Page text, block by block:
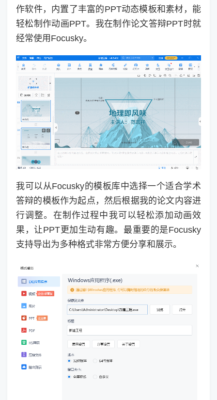
作软件，内置了丰富的PPT动态模板和素材，能
轻松制作动画PPT。我在制作论文答辩PPT时就
经常使用Focusky。
我可以从Focusky的模板库中选择一个适合学术
答辩的模板作为起点，然后根据我的论文内容进
行调整。在制作过程中我可以轻松添加动画效
果，让PPT更加生动有趣。最重要的是Focusky
支持导出为多种格式非常方便分享和展示。